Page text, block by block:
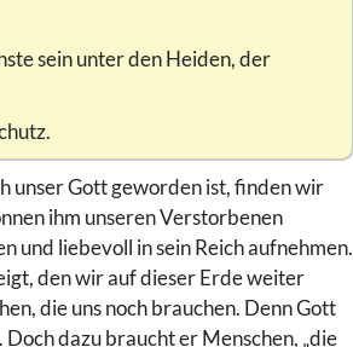
sein unter den Heiden, der
unser Gott geworden ist, finden wir
ihm unseren Verstorbenen
und liebevoll in sein Reich aufnehmen.
den wir auf dieser Erde weiter
die uns noch brauchen. Denn Gott
Doch dazu braucht er Menschen, „die